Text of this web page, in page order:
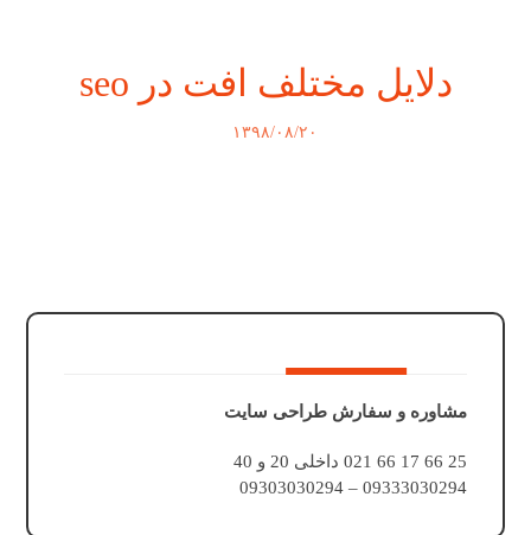
دلایل مختلف افت در seo
۱۳۹۸/۰۸/۲۰
مشاوره و سفارش طراحی سایت
25 66 17 66 021 داخلی 20 و 40
09333030294 – 09303030294